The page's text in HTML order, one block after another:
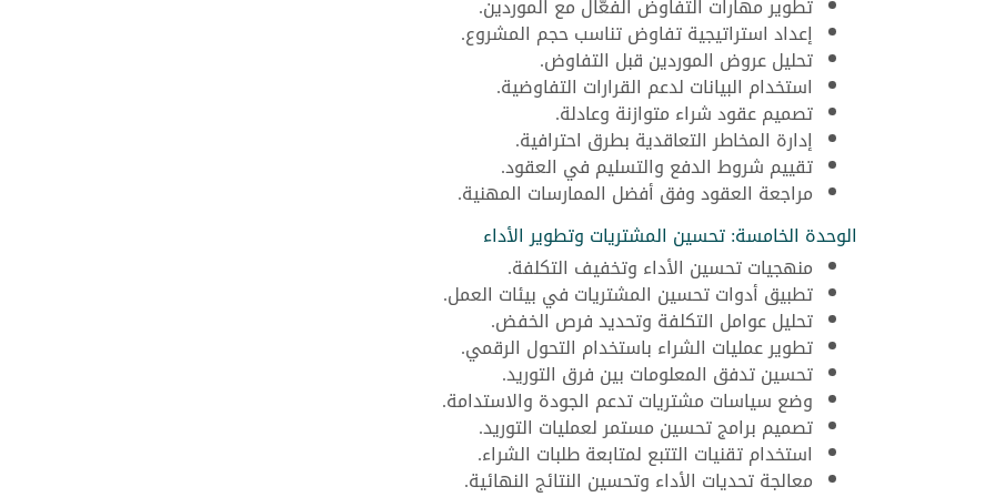
إعداد استراتيجية تفاوض تناسب حجم المشروع.
تحليل عروض الموردين قبل التفاوض.
استخدام البيانات لدعم القرارات التفاوضية.
تصميم عقود شراء متوازنة وعادلة.
إدارة المخاطر التعاقدية بطرق احترافية.
تقييم شروط الدفع والتسليم في العقود.
مراجعة العقود وفق أفضل الممارسات المهنية.
الوحدة الخامسة: تحسين المشتريات وتطوير الأداء
منهجيات تحسين الأداء وتخفيف التكلفة.
تطبيق أدوات تحسين المشتريات في بيئات العمل.
تحليل عوامل التكلفة وتحديد فرص الخفض.
تطوير عمليات الشراء باستخدام التحول الرقمي.
تحسين تدفق المعلومات بين فرق التوريد.
وضع سياسات مشتريات تدعم الجودة والاستدامة.
تصميم برامج تحسين مستمر لعمليات التوريد.
استخدام تقنيات التتبع لمتابعة طلبات الشراء.
معالجة تحديات الأداء وتحسين النتائج النهائية.